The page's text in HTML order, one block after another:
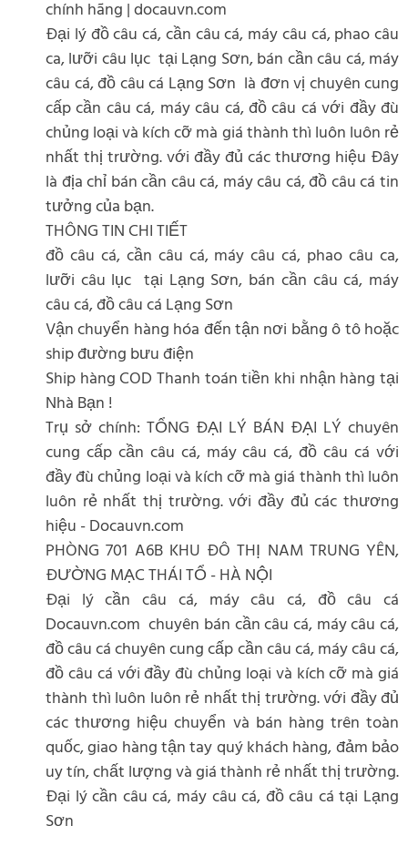
chính hãng | docauvn.com
Đại lý đồ câu cá, cần câu cá, máy câu cá, phao câu
ca, lưỡi câu lục tại Lạng Sơn, bán cần câu cá, máy
câu cá, đồ câu cá Lạng Sơn là đơn vị chuyên cung
cấp cần câu cá, máy câu cá, đồ câu cá với đầy đù
chủng loại và kích cỡ mà giá thành thì luôn luôn rẻ
nhất thị trường. với đầy đủ các thương hiệu Đây
là địa chỉ bán cần câu cá, máy câu cá, đồ câu cá tin
tưởng của bạn.
THÔNG TIN CHI TIẾT
đồ câu cá, cần câu cá, máy câu cá, phao câu ca,
lưỡi câu lục tại Lạng Sơn, bán cần câu cá, máy
câu cá, đồ câu cá Lạng Sơn
Vận chuyển hàng hóa đến tận nơi bằng ô tô hoặc
ship đường bưu điện
Ship hàng COD Thanh toán tiền khi nhận hàng tại
Nhà Bạn !
Trụ sở chính: TỔNG ĐẠI LÝ BÁN ĐẠI LÝ chuyên
cung cấp cần câu cá, máy câu cá, đồ câu cá với
đầy đù chủng loại và kích cỡ mà giá thành thì luôn
luôn rẻ nhất thị trường. với đầy đủ các thương
hiệu - Docauvn.com
PHÒNG 701 A6B KHU ĐÔ THỊ NAM TRUNG YÊN,
ĐƯỜNG MẠC THÁI TỔ - HÀ NỘI
Đại lý cần câu cá, máy câu cá, đồ câu cá
Docauvn.com chuyên bán cần câu cá, máy câu cá,
đồ câu cá chuyên cung cấp cần câu cá, máy câu cá,
đồ câu cá với đầy đù chủng loại và kích cỡ mà giá
thành thì luôn luôn rẻ nhất thị trường. với đầy đủ
các thương hiệu chuyển và bán hàng trên toàn
quốc, giao hàng tận tay quý khách hàng, đảm bảo
uy tín, chất lượng và giá thành rẻ nhất thị trường.
Đại lý cần câu cá, máy câu cá, đồ câu cá tại Lạng
Sơn